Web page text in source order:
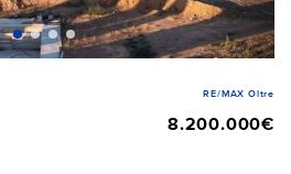
RE/MAX Oltre
8.200.000€